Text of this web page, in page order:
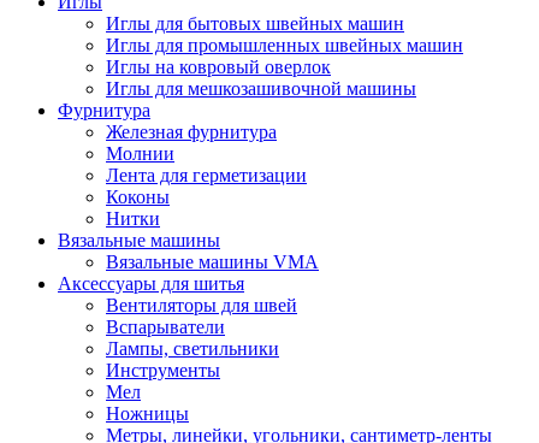
Иглы для бытовых швейных машин
Иглы для промышленных швейных машин
Иглы на ковровый оверлок
Иглы для мешкозашивочной машины
Фурнитура
Железная фурнитура
Молнии
Лента для герметизации
Коконы
Нитки
Вязальные машины
Вязальные машины VMA
Аксессуары для шитья
Вентиляторы для швей
Вспарыватели
Лампы, светильники
Инструменты
Мел
Ножницы
Метры, линейки, угольники, сантиметр-ленты